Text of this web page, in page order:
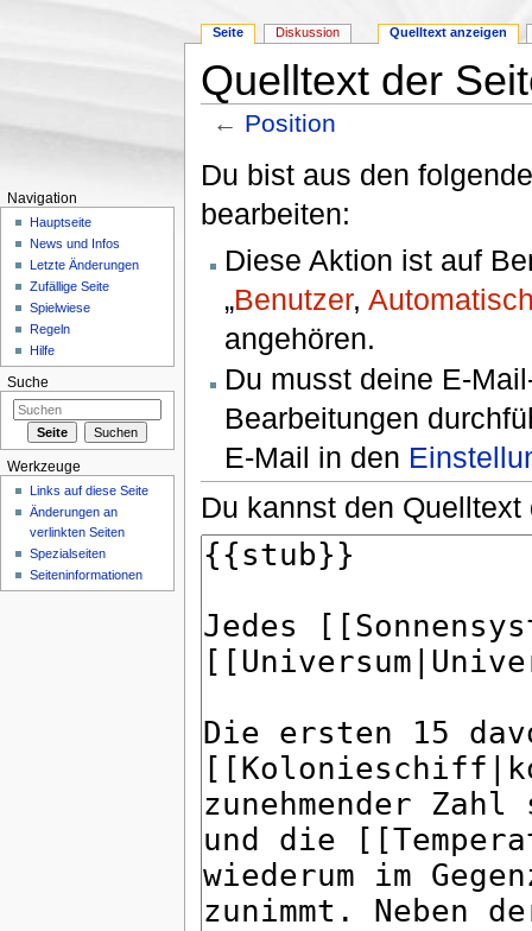
Quelltext der
← Position
Du bist aus den
bearbeiten:
Diese Aktion ist auf
„Benutzer,
angehören.
Du musst deine E-
Bearbeitungen
E-Mail in den
Du kannst den
Seite Diskussion Quelltext anzeigen
Navigation
Hauptseite
News und Infos
Letzte Änderungen
Zufällige Seite
Spielwiese
Regeln
Hilfe
Suche
Werkzeuge
Links auf diese Seite
Änderungen an
verlinkten Seiten
Spezialseiten
Seiteninformationen